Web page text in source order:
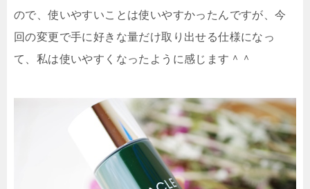
ので、使いやすいことは使いやすかったんですが、今
回の変更で手に好きな量だけ取り出せる仕様になっ
て、私は使いやすくなったように感じます＾＾